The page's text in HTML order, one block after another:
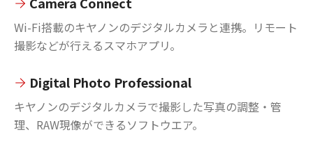
Wi-Fi搭載のキヤノンのデジタルカメラと連携。リモート
撮影などが行えるスマホアプリ。
Digital Photo Professional
キヤノンのデジタルカメラで撮影した写真の調整・管
理、RAW現像ができるソフトウエア。